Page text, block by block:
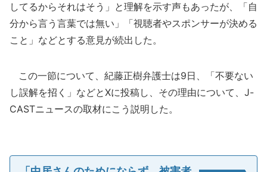
してるからそれはそう」と理解を示す声もあったが、「自
分から言う言葉では無い」「視聴者やスポンサーが決める
こと」などとする意見が続出した。
この一節について、紀藤正樹弁護士は9日、「不要ない
し誤解を招く」などとXに投稿し、その理由について、J-
CASTニュースの取材にこう説明した。